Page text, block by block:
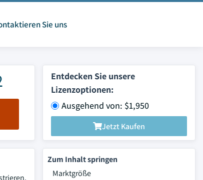
Sie uns
Entdecken Sie unsere
Lizenzoptionen:
Ausgehend von: $1,950
Jetzt Kaufen
Zum Inhalt springen
Marktgröße